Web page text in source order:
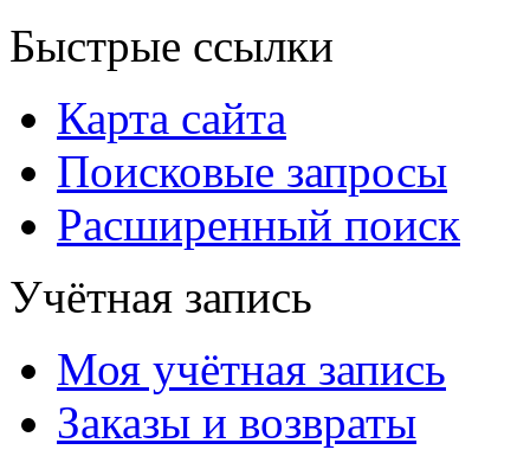
Быстрые ссылки
Карта сайта
Поисковые запросы
Расширенный поиск
Учётная запись
Моя учётная запись
Заказы и возвраты